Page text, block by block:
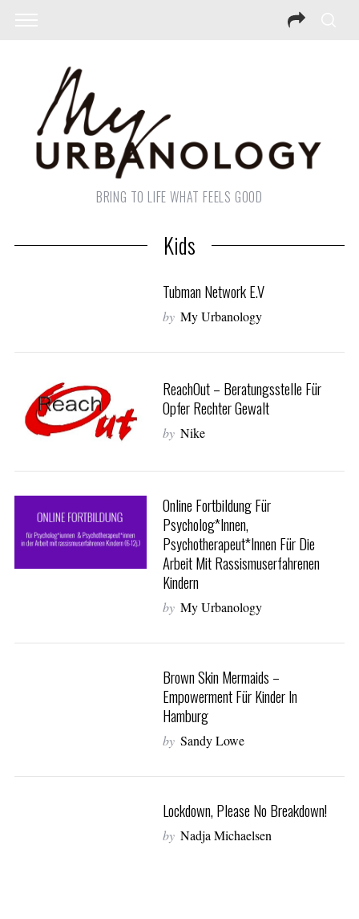
BRING TO LIFE WHAT FEELS GOOD
Kids
Tubman Network E.V
by My Urbanology
ReachOut – Beratungsstelle Für
Opfer Rechter Gewalt
by Nike
Online Fortbildung Für
Psycholog*innen,
Psychotherapeut*innen Für Die
Arbeit Mit Rassismuserfahrenen
Kindern
by My Urbanology
Brown Skin Mermaids –
Empowerment Für Kinder In
Hamburg
by Sandy Lowe
Lockdown, Please No Breakdown!
by Nadja Michaelsen